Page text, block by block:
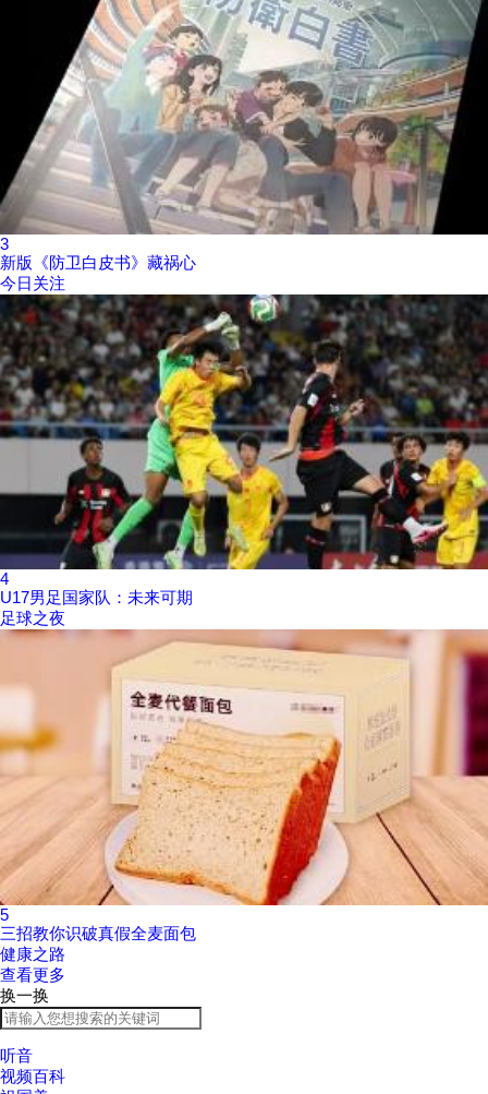
3
新版《防卫白皮书》藏祸心
今日关注
4
U17男足国家队：未来可期
足球之夜
5
三招教你识破真假全麦面包
健康之路
查看更多
换一换
听音
视频百科